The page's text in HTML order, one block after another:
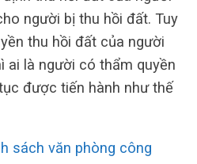
người bị thu hồi đất. Tuy
thu hồi đất của người
ai là người có thẩm quyền
được tiến hành như thế
sách văn phòng công